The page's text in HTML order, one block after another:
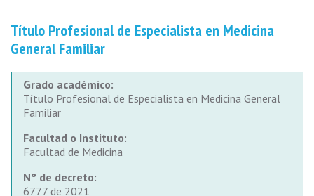
Título Profesional de Especialista en Medicina
General Familiar
Grado académico:
Título Profesional de Especialista en Medicina General
Familiar
Facultad o Instituto:
Facultad de Medicina
N° de decreto:
6777 de 2021